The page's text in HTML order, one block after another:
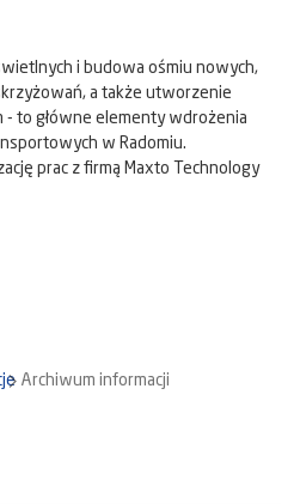
i budowa ośmiu nowych,
a także utworzenie
- to główne elementy wdrożenia
w Radomiu.
prac z firmą Maxto Technology
Archiwum informacji